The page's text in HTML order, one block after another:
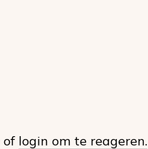
of login om te reageren.